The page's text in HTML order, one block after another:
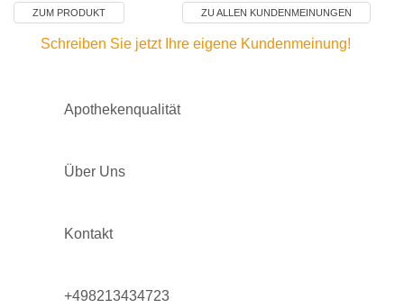
ZUM PRODUKT ZU ALLEN KUNDENMEINUNGEN
Schreiben Sie jetzt Ihre eigene Kundenmeinung!
Apothekenqualität
Über Uns
Kontakt
+498213434723